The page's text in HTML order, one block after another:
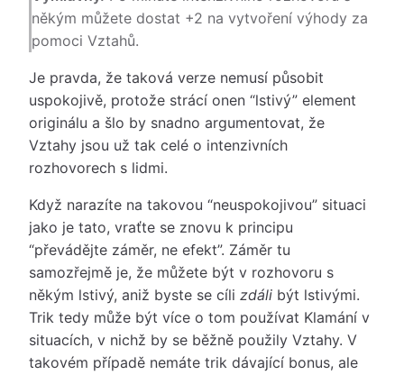
někým můžete dostat +2 na vytvoření výhody za
pomoci Vztahů.
Je pravda, že taková verze nemusí působit
uspokojivě, protože strácí onen “lstivý” element
originálu a šlo by snadno argumentovat, že
Vztahy jsou už tak celé o intenzivních
rozhovorech s lidmi.
Když narazíte na takovou “neuspokojivou” situaci
jako je tato, vraťte se znovu k principu
“převádějte záměr, ne efekt”. Záměr tu
samozřejmě je, že můžete být v rozhovoru s
někým lstivý, aniž byste se cíli zdáli být lstivými.
Trik tedy může být více o tom používat Klamání v
situacích, v nichž by se běžně použily Vztahy. V
takovém případě nemáte trik dávající bonus, ale